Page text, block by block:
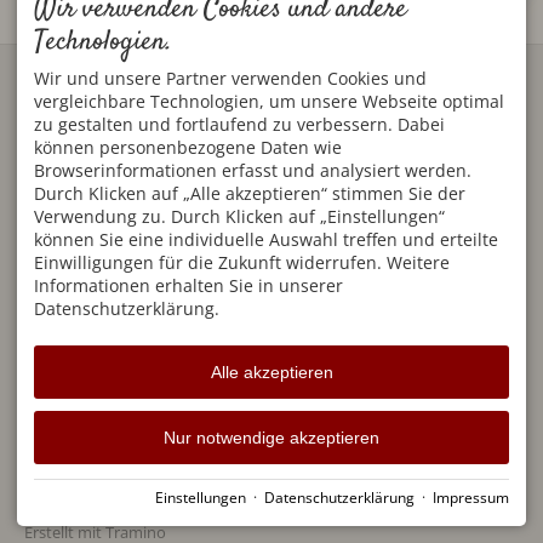
KONTAKT
Jennifer Kiechle
Heimenhofenstraße 1
87561 Oberstdorf
DEUTSCHLAND
Tel.+49 8322 809 95 10
Mobil+49 176 206 878 46
info@carola-oberstdorf.de
WOHLFÜHL-GÄSTEHAUS
CAROLA
Unser Haus - Ihre Heimat
auf Zeit! Herzlich
Willkommen bei Familie
Kiechle in Oberstdorf.
SERVICE
Frühstück
Oberstdorf-Vorteile
Bewertungen
Partner
BEWERTUNGEN
Erstellt mitTramino
Wir verwenden Cookies und andere
Technologien.
Wir und unsere Partner verwenden Cookies und
vergleichbare Technologien, um unsere Webseite optimal
zu gestalten und fortlaufend zu verbessern. Dabei
können personenbezogene Daten wie
Browserinformationen erfasst und analysiert werden.
Durch Klicken auf „Alle akzeptieren“ stimmen Sie der
Verwendung zu. Durch Klicken auf „Einstellungen“
können Sie eine individuelle Auswahl treffen und erteilte
Einwilligungen für die Zukunft widerrufen. Weitere
Informationen erhalten Sie in unserer
Datenschutzerklärung.
Alle akzeptieren
Nur notwendige akzeptieren
Einstellungen · Datenschutzerklärung · Impressum